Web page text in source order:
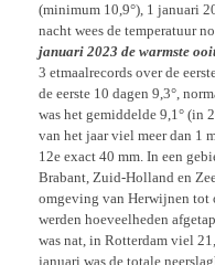
(minimum 10,9°), 1 januari
nacht wees de temperatuur
januari 2023 de warmste
3 etmaalrecords over de
de eerste 10 dagen 9,3°,
was het gemiddelde 9,1° (in
van het jaar viel meer dan 1
12e exact 40 mm. In een
Brabant, Zuid-Holland en
omgeving van Herwijnen tot
werden hoeveelheden
was nat, in Rotterdam viel
januari was de totale